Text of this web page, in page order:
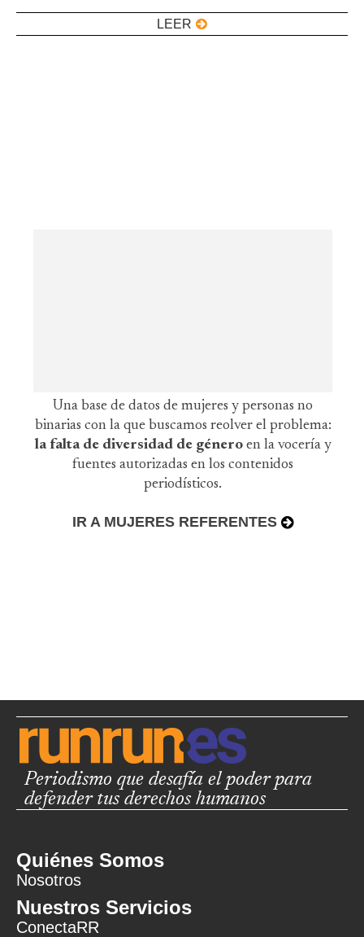
LEER
Una base de datos de mujeres y personas no
binarias con la que buscamos reolver el problema:
la falta de diversidad de género en la vocería y
fuentes autorizadas en los contenidos
periodísticos.
IR A MUJERES REFERENTES
Periodismo que desafía el poder para
defender tus derechos humanos
Quiénes Somos
Nosotros
Nuestros Servicios
ConectaRR